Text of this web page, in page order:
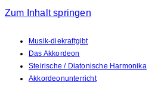
Zum Inhalt springen
Musik-diekraftgibt
Das Akkordeon
Steirische / Diatonische Harmonika
Akkordeonunterricht